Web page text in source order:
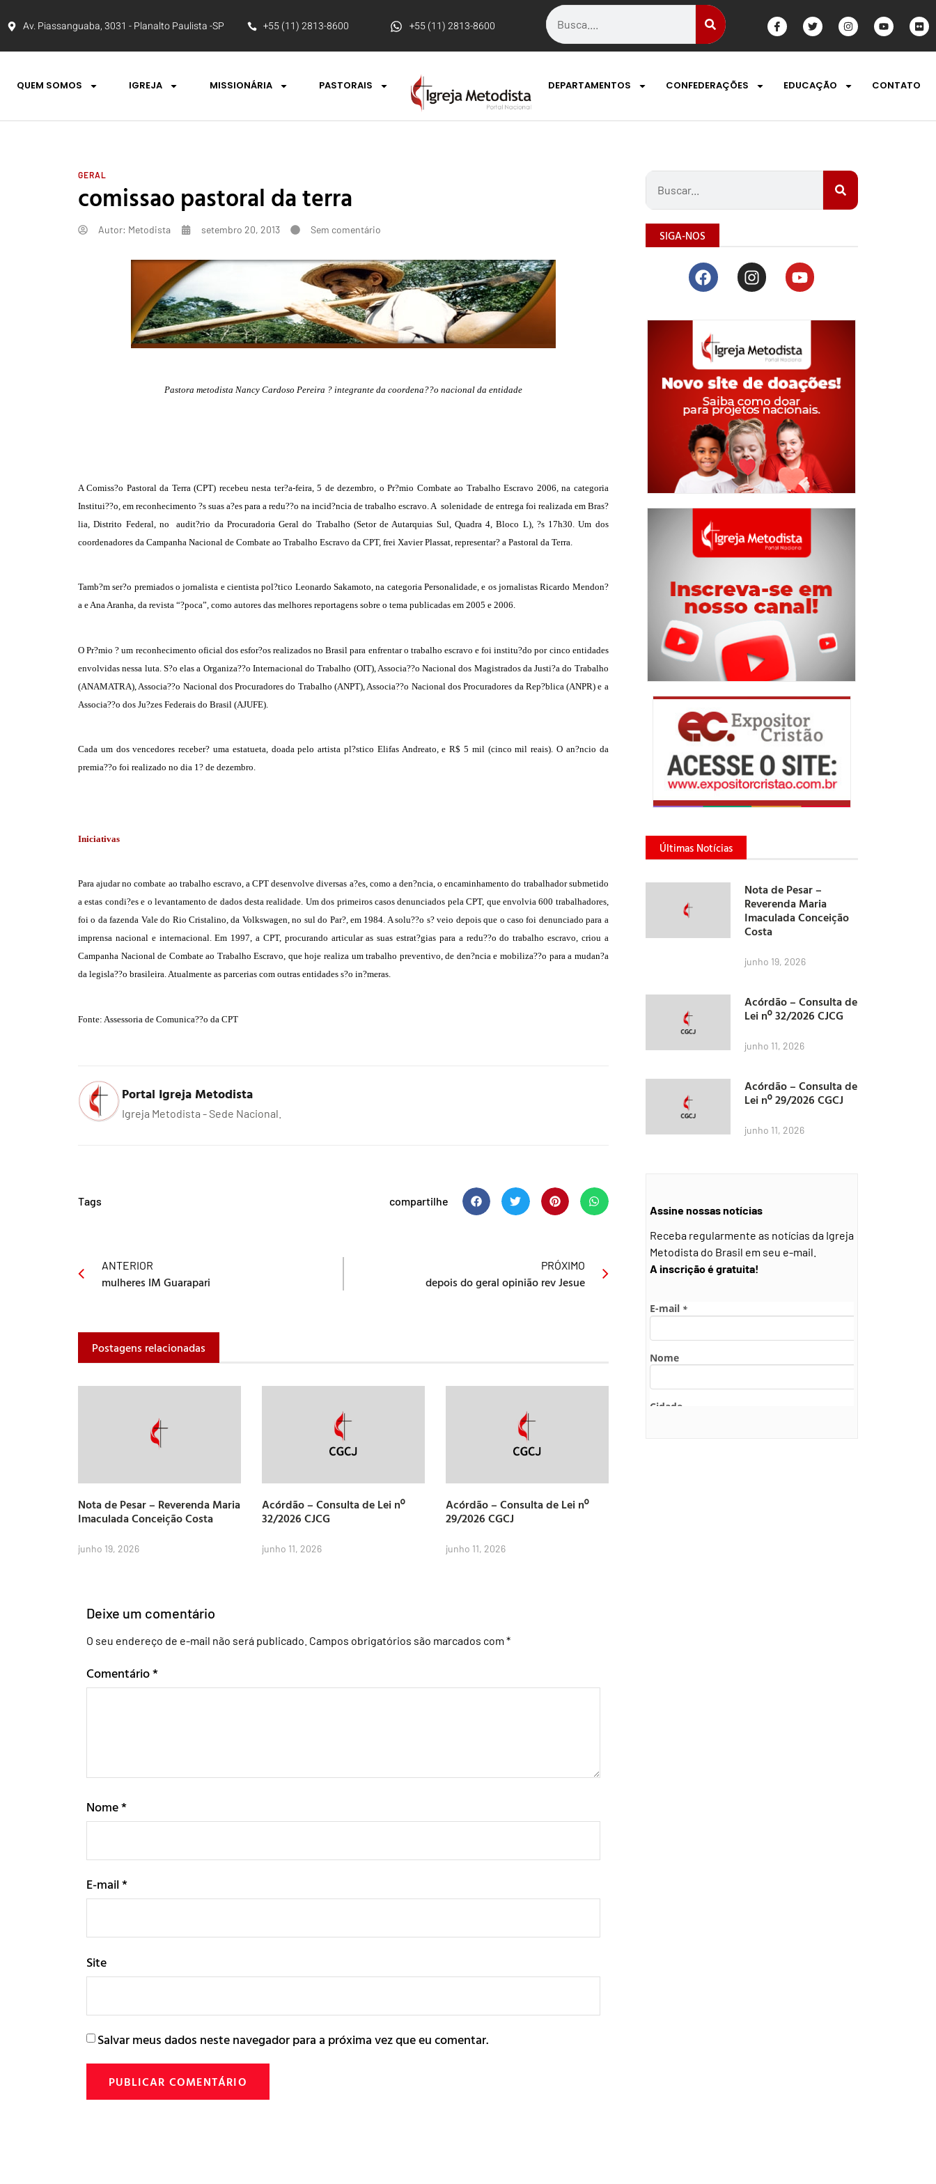
Av. Piassanguaba, 3031 - Planalto Paulista -SP +55 (11) 2813-8600 +55 (11) 2813-8600
QUEM SOMOS IGREJA MISSIONÁRIA PASTORAIS DEPARTAMENTOS CONFEDERAÇÕES EDUCAÇÃO CONTATO
GERAL
comissao pastoral da terra
Autor: Metodista setembro 20, 2013 Sem comentário
Pastora metodista Nancy Cardoso Pereira ? integrante da coordena??o nacional da entidade
A Comiss?o Pastoral da Terra (CPT) recebeu nesta ter?a-feira, 5 de dezembro, o Pr?mio Combate ao Trabalho Escravo 2006, na categoria
Institui??o, em reconhecimento ?s suas a?es para a redu??o na incid?ncia de trabalho escravo. A solenidade de entrega foi realizada em Bras?
lia, Distrito Federal, no audit?rio da Procuradoria Geral do Trabalho (Setor de Autarquias Sul, Quadra 4, Bloco L), ?s 17h30. Um dos
coordenadores da Campanha Nacional de Combate ao Trabalho Escravo da CPT, frei Xavier Plassat, representar? a Pastoral da Terra.
Tamb?m ser?o premiados o jornalista e cientista pol?tico Leonardo Sakamoto, na categoria Personalidade, e os jornalistas Ricardo Mendon?
a e Ana Aranha, da revista “?poca”, como autores das melhores reportagens sobre o tema publicadas em 2005 e 2006.
O Pr?mio ? um reconhecimento oficial dos esfor?os realizados no Brasil para enfrentar o trabalho escravo e foi institu?do por cinco entidades
envolvidas nessa luta. S?o elas a Organiza??o Internacional do Trabalho (OIT), Associa??o Nacional dos Magistrados da Justi?a do Trabalho
(ANAMATRA), Associa??o Nacional dos Procuradores do Trabalho (ANPT), Associa??o Nacional dos Procuradores da Rep?blica (ANPR) e a
Associa??o dos Ju?zes Federais do Brasil (AJUFE).
Cada um dos vencedores receber? uma estatueta, doada pelo artista pl?stico Elifas Andreato, e R$ 5 mil (cinco mil reais). O an?ncio da
premia??o foi realizado no dia 1? de dezembro.
Iniciativas
Para ajudar no combate ao trabalho escravo, a CPT desenvolve diversas a?es, como a den?ncia, o encaminhamento do trabalhador submetido
a estas condi?es e o levantamento de dados desta realidade. Um dos primeiros casos denunciados pela CPT, que envolvia 600 trabalhadores,
foi o da fazenda Vale do Rio Cristalino, da Volkswagen, no sul do Par?, em 1984. A solu??o s? veio depois que o caso foi denunciado para a
imprensa nacional e internacional. Em 1997, a CPT, procurando articular as suas estrat?gias para a redu??o do trabalho escravo, criou a
Campanha Nacional de Combate ao Trabalho Escravo, que hoje realiza um trabalho preventivo, de den?ncia e mobiliza??o para a mudan?a
da legisla??o brasileira. Atualmente as parcerias com outras entidades s?o in?meras.
Fonte: Assessoria de Comunica??o da CPT
Portal Igreja Metodista
Igreja Metodista - Sede Nacional.
Tags compartilhe
ANTERIOR
mulheres IM Guarapari
PRÓXIMO
depois do geral opinião rev Jesue
Postagens relacionadas
Nota de Pesar – Reverenda Maria
Imaculada Conceição Costa
junho 19, 2026
Acórdão – Consulta de Lei nº
32/2026 CJCG
junho 11, 2026
Acórdão – Consulta de Lei nº
29/2026 CGCJ
junho 11, 2026
Deixe um comentário
O seu endereço de e-mail não será publicado. Campos obrigatórios são marcados com *
Comentário*
Nome*
E-mail*
Site
Salvar meus dados neste navegador para a próxima vez que eu comentar.
SIGA-NOS
Últimas Notícias
Nota de Pesar –
Reverenda Maria
Imaculada Conceição
Costa
junho 19, 2026
Acórdão – Consulta de
Lei nº 32/2026 CJCG
junho 11, 2026
Acórdão – Consulta de
Lei nº 29/2026 CGCJ
junho 11, 2026
Assine nossas notícias
Receba regularmente as notícias da Igreja
Metodista do Brasil em seu e-mail.
A inscrição é gratuita!